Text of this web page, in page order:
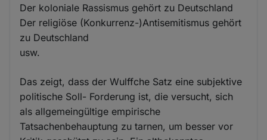
Der koloniale Rassismus gehört zu Deutschland
Der religiöse (Konkurrenz-)Antisemitismus gehört
zu Deutschland
usw.
Das zeigt, dass der Wulffche Satz eine subjektive
politische Soll- Forderung ist, die versucht, sich
als allgemeingültige empirische
Tatsachenbehauptung zu tarnen, um besser vor